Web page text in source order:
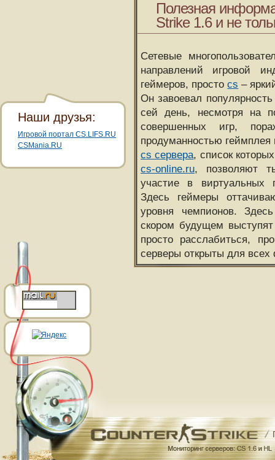
Полезная
Strike 1.6 и не
Сетевые
направлений игровой
геймеров, простоcs –
Он завоевал
сей день, несмотря на
совершенных игр,
продуманностью
cs сервера, список
cs-online.ru, позволяют
участие в виртуальных
Здесь геймеры
уровня чемпионов.
скором будущем
просто расслабиться,
серверы открыты для всех
Наши друзья:
Игровой портал CS.LIFS.RU
CSMania.RU